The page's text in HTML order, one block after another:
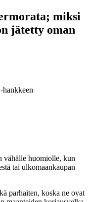
miksi
jätetty oman
vähälle huomiolle, kun
tai ulkomaankaupan
parhaiten, koska ne ovat